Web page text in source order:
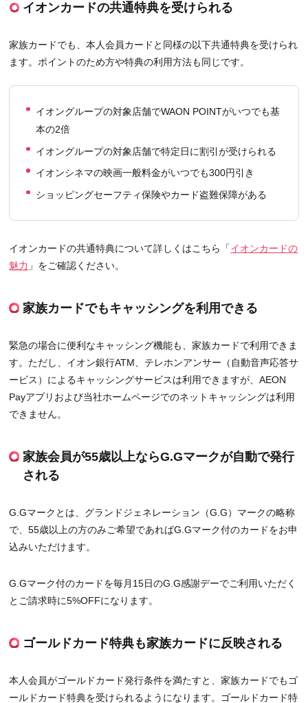
イオンカードの共通特典を受けられる
家族カードでも、本人会員カードと同様の以下共通特典を受けられ
ます。ポイントのため方や特典の利用方法も同じです。
イオングループの対象店舗でWAON POINTがいつでも基
本の2倍
イオングループの対象店舗で特定日に割引が受けられる
イオンシネマの映画一般料金がいつでも300円引き
ショッピングセーフティ保険やカード盗難保障がある
イオンカードの共通特典について詳しくはこちら「イオンカードの
魅力 」をご確認ください。
家族カードでもキャッシングを利用できる
緊急の場合に便利なキャッシング機能も、家族カードで利用できま
す。ただし、イオン銀行ATM、テレホンアンサー（自動音声応答サ
ービス）によるキャッシングサービスは利用できますが、AEON
Payアプリおよび当社ホームページでのネットキャッシングは利用
できません。
家族会員が55歳以上ならG.Gマークが自動で発行
される
G.Gマークとは、グランドジェネレーション（G.G）マークの略称
で、55歳以上の方のみご希望であればG.Gマーク付のカードをお申
込みいただけます。
G.Gマーク付のカードを毎月15日のG.G感謝デーでご利用いただく
とご請求時に5%OFFになります。
ゴールドカード特典も家族カードに反映される
本人会員がゴールドカード発行条件を満たすと、家族カードでもゴ
ールドカード特典を受けられるようになります。ゴールドカード特